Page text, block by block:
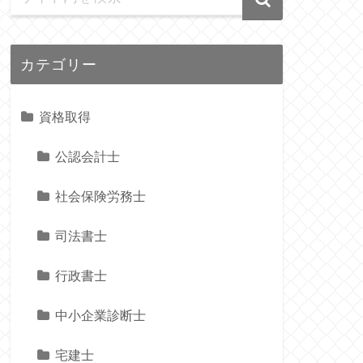
カテゴリー
資格取得
公認会計士
社会保険労務士
司法書士
行政書士
中小企業診断士
宅建士